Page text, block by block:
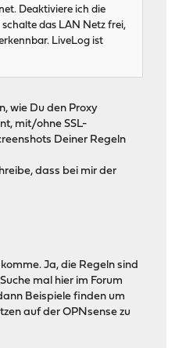
Deaktiviere ich die
das LAN Netz frei,
LiveLog ist
wie Du den Proxy
mit/ohne SSL-
Deiner Regeln
dass bei mir der
Ja, die Regeln sind
mal hier im Forum
Beispiele finden um
auf der OPNsense zu